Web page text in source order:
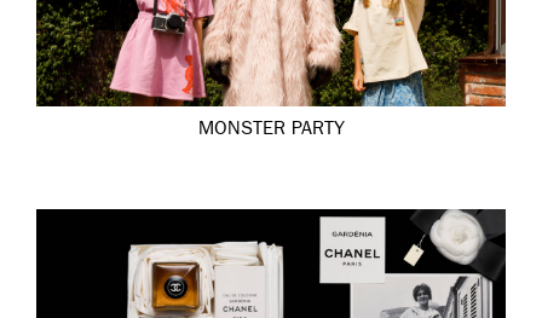
MONSTER PARTY